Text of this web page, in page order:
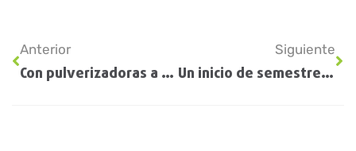
Anterior
Con pulverizadoras a la cabeza, la venta de maquinaria agrícola creció un 18 % en julio: expectativa para los próximos meses
Siguiente
Un inicio de semestre brillante para el girasol: el mejor en 20 años